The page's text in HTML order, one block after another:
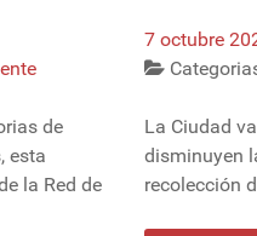
de
esta
la Red de
7 octubre
La Ciudad
disminuyen
recolección